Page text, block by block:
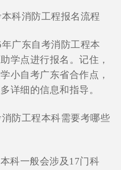
科消防工程报名流程
广东自考消防工程本
学点进行报名。记住，
小自考广东省合作点，
详细的信息和指导。
防工程本科需要考哪些
科一般会涉及17门科